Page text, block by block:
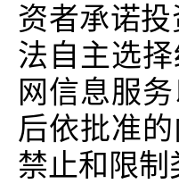
资者承诺
法自主选
网信息服
后依批准
禁止和限